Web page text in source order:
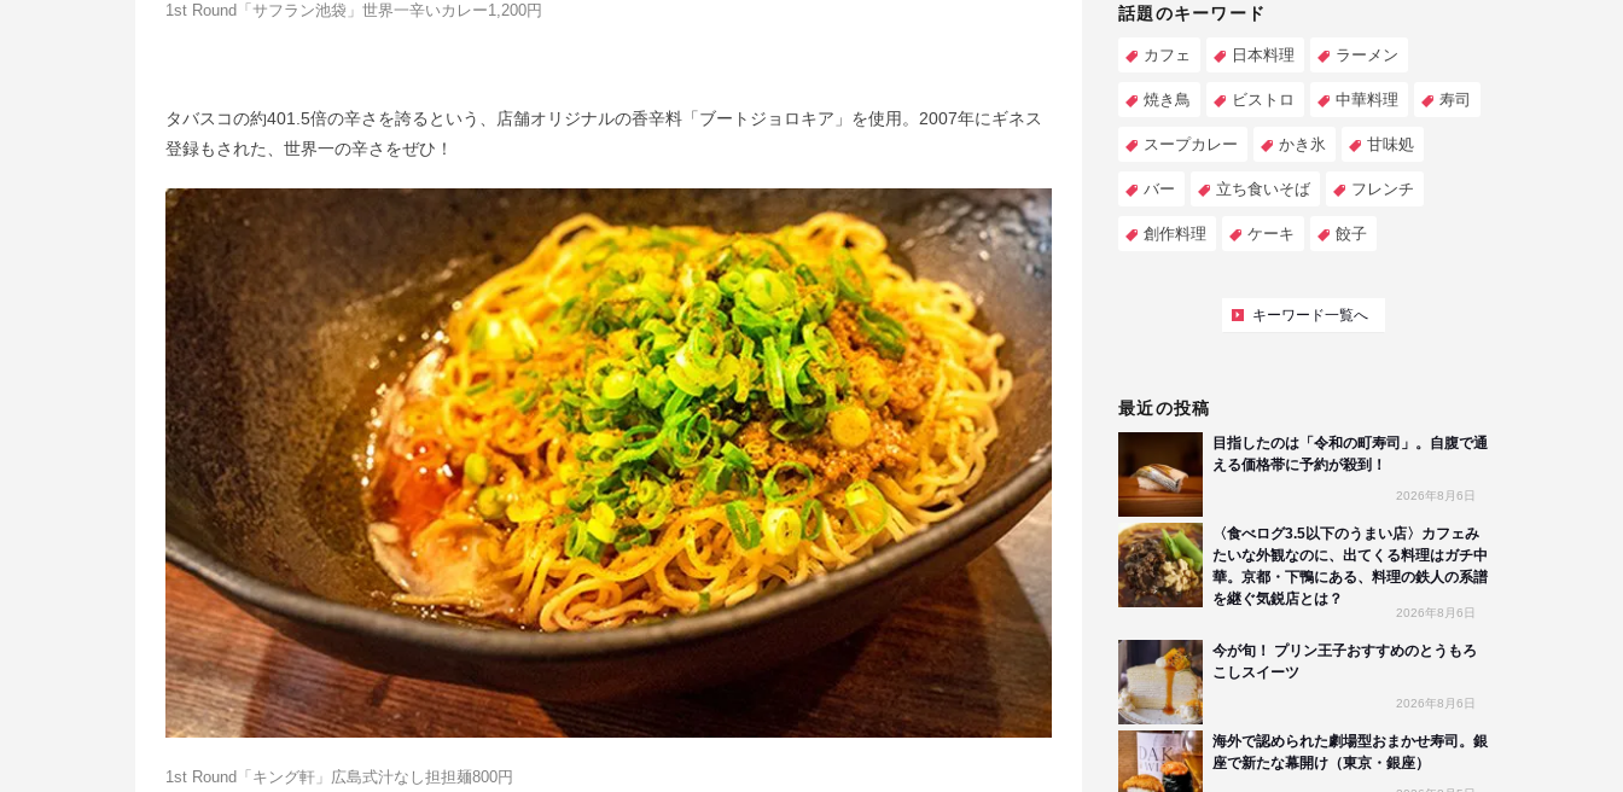
1st Round「サフラン池袋」世界一辛いカレー1,200円
タバスコの約401.5倍の辛さを誇るという、店舗オリジナルの香辛料「ブートジョロキア」を使用。2007年にギネス
登録もされた、世界一の辛さをぜひ！
1st Round「キング軒」広島式汁なし担担麺800円
話題のキーワード
カフェ 日本料理 ラーメン
焼き鳥 ビストロ 中華料理 寿司
スープカレー かき氷 甘味処
バー 立ち食いそば フレンチ
創作料理 ケーキ 餃子
キーワード一覧へ
最近の投稿
目指したのは「令和の町寿司」。自腹で通
える価格帯に予約が殺到！
2026年8月6日
〈食べログ3.5以下のうまい店〉カフェみ
たいな外観なのに、出てくる料理はガチ中
華。京都・下鴨にある、料理の鉄人の系譜
を継ぐ気鋭店とは？
2026年8月6日
今が旬！ プリン王子おすすめのとうもろ
こしスイーツ
2026年8月6日
海外で認められた劇場型おまかせ寿司。銀
座で新たな幕開け（東京・銀座）